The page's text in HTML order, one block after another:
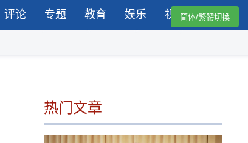
评论 专题 教育 娱乐 视频简体/繁體切換
热门文章